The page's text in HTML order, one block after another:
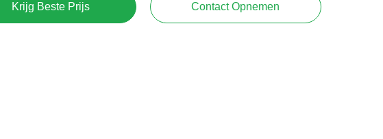
Krijg Beste Prijs Contact Opnemen